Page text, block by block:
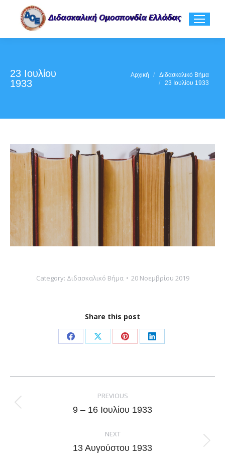
23 Ιουλίου
1933
Αρχική
Διδασκαλικό Βήμα
23 Ιουλίου 1933
Category: Διδασκαλικό Βήμα 20 Νοεμβρίου 2019
Share this post
Share
Facebook
Share
X
Share
Pinterest
Share
LinkedIn
navigation
PREVIOUS
Previous
9 – 16 Ιουλίου 1933
NEXT
Next
13 Αυγούστου 1933